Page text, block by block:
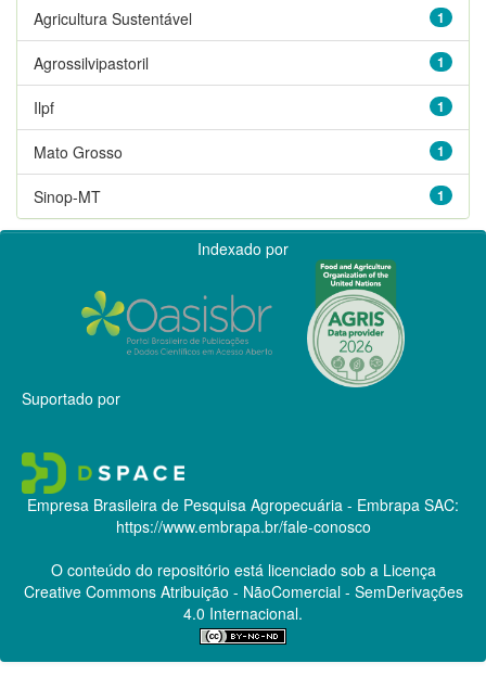
1
Agricultura Sustentável
1
Agrossilvipastoril
1
Ilpf
1
Mato Grosso
1
Sinop-MT
Indexado por
Suportado por
Empresa Brasileira de Pesquisa Agropecuária - Embrapa SAC:
https://www.embrapa.br/fale-conosco
O conteúdo do repositório está licenciado sob a Licença
Creative CommonsAtribuição - NãoComercial - SemDerivações
4.0 Internacional.